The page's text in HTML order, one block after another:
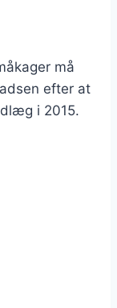
må
efter at
i 2015.